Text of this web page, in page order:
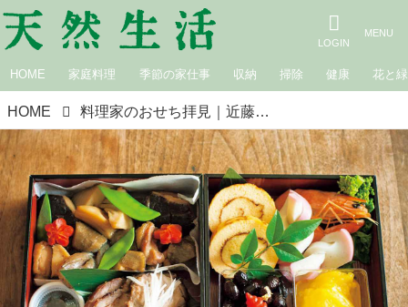
HOME 家庭料理 季節の家仕事 収納 掃除 健康 花と緑
HOME 料理家のおせち拝見｜近藤幸子さん